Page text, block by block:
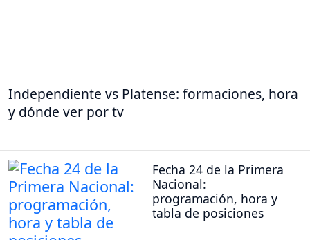
Independiente vs Platense: formaciones, hora
y dónde ver por tv
Fecha 24 de la Primera
Nacional:
programación, hora y
tabla de posiciones